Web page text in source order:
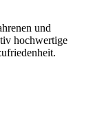
und
hochwertige